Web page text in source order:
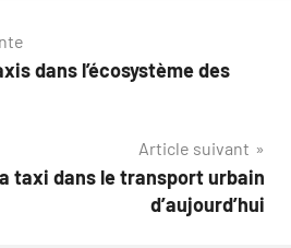
dans l’écosystème des
Article suivant
taxi dans le transport urbain
d’aujourd’hui